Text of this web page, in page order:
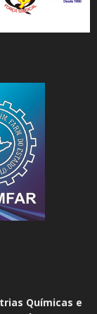
Químicas e